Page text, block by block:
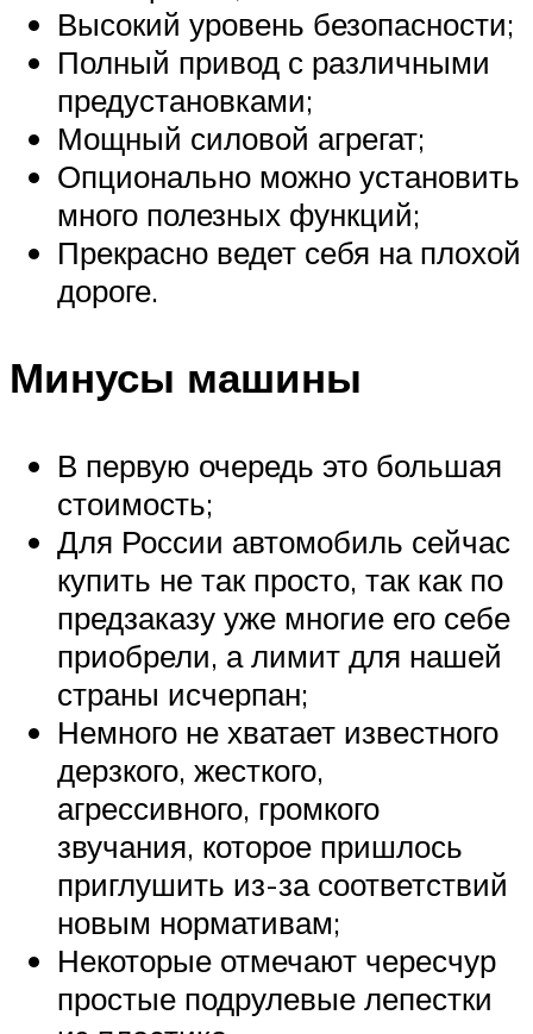
Высокий уровень безопасности;
Полный привод с различными
предустановками;
Мощный силовой агрегат;
Опционально можно установить
много полезных функций;
Прекрасно ведет себя на плохой
дороге.
Минусы машины
В первую очередь это большая
стоимость;
Для России автомобиль сейчас
купить не так просто, так как по
предзаказу уже многие его себе
приобрели, а лимит для нашей
страны исчерпан;
Немного не хватает известного
дерзкого, жесткого,
агрессивного, громкого
звучания, которое пришлось
приглушить из-за соответствий
новым нормативам;
Некоторые отмечают чересчур
простые подрулевые лепестки